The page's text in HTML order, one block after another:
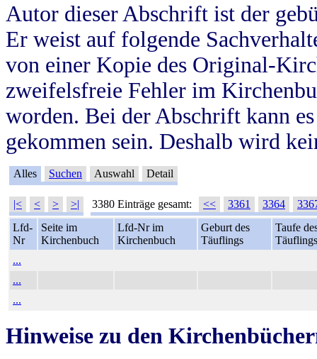
Autor dieser Abschrift ist der
Er weist auf folgende
von einer Kopie des Original-
zweifelsfreie Fehler im
worden. Bei der Abschrift kann
gekommen sein. Deshalb wird
Alles Suchen Auswahl Detail
|< < > >| 3380 Einträge gesamt: << 3361 3364
Lfd-
Nr
Seite im
Kirchenbuch
Lfd-Nr im
Kirchenbuch
Geburt des
Täuflings
Taufe
Täuflings
...
...
...
Hinweise zu den